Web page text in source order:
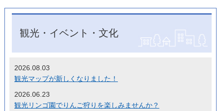
観光・イベント・文化
2026.08.03
観光マップが新しくなりました！
2026.06.23
観光リンゴ園でりんご狩りを楽しみませんか？